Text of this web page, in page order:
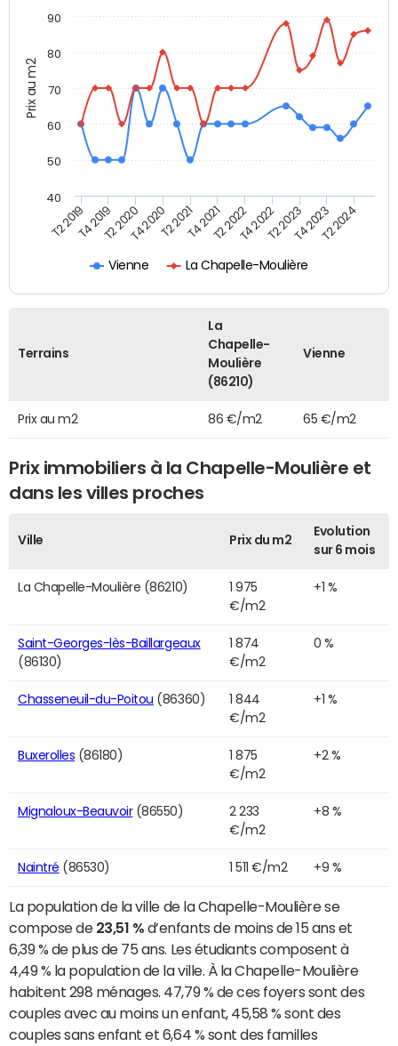
Prix au m2
Vienne La Chapelle-Moulière
T2 2019T4 2019T2 2020T4 2020T2 2021T4 2021T2 2022T4 2022T2 2023T4 2023T2 2024
40
50
60
70
80
90
Terrains
La
Chapelle-
Moulière
(86210)
Vienne
Prix au m2 86 €/m2 65 €/m2
Prix immobiliers à la Chapelle-Moulière et
dans les villes proches
Ville Prix du m2
Evolution
sur 6 mois
La Chapelle-Moulière (86210)
1 975
€/m2
+1 %
Saint-Georges-lès-Baillargeaux
(86130)
1 874
€/m2
0 %
Chasseneuil-du-Poitou (86360)
1 844
€/m2
+1 %
Buxerolles (86180)
1 875
€/m2
+2 %
Mignaloux-Beauvoir(86550)
2 233
€/m2
+8 %
Naintré (86530) 1 511 €/m2 +9 %
La population de la ville de la Chapelle-Moulière se
compose de 23,51 % d’enfants de moins de 15 ans et
6,39 % de plus de 75 ans. Les étudiants composent à
4,49 % la population de la ville. À la Chapelle-Moulière
habitent 298 ménages. 47,79 % de ces foyers sont des
couples avec au moins un enfant, 45,58 % sont des
couples sans enfant et 6,64 % sont des familles